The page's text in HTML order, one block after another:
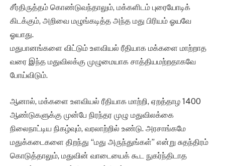
சீர்திருத்தம் கொண்டுவந்தாலும், மக்களிடம் புரையோடிக்
கிடக்கும், அறிவை மழுங்கடித்த அந்த மது பிரியம் ஓயவே
ஓயாது.
மதுபானங்களை விட்டும் உளவியல் ரீதியாக மக்களை மாற்றாத
வரை இந்த மதுவிலக்கு முழுமையாக சாத்தியமற்றதாகவே
போய்விடும்.
ஆனால், மக்களை உளவியல் ரீதியாக மாற்றி, ஏறத்தாழ 1400
ஆண்டுகளுக்கு முன்பே நிரந்தர முழு மதுவிலக்கை
நிலைநாட்டிய நிகழ்வும், வரலாற்றில் உண்டு. அரசாங்கமே
மதுக்கடைகளை திறந்து “மது அருந்துங்கள்” என்று சுதந்திரம்
கொடுத்தாலும், மதுவின் வாடையைக் கூட நுகர்ந்திடாத